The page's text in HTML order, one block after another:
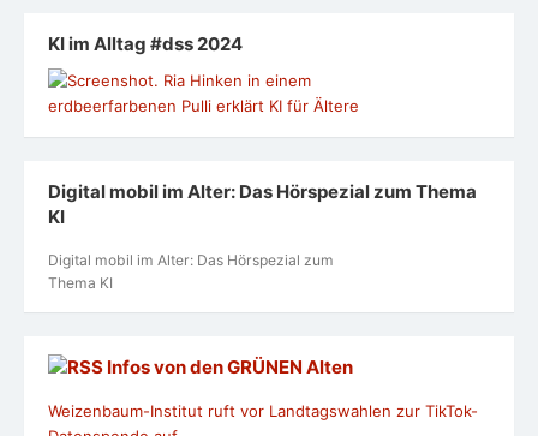
KI im Alltag #dss 2024
Digital mobil im Alter: Das Hörspezial zum Thema
KI
Digital mobil im Alter: Das Hörspezial zum
Thema KI
Infos von den GRÜNEN Alten
Weizenbaum-Institut ruft vor Landtagswahlen zur TikTok-